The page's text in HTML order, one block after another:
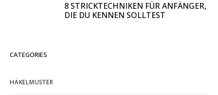
8 STRICKTECHNIKEN FÜR ANFÄNGER,
DIE DU KENNEN SOLLTEST
CATEGORIES
HÄKELMUSTER